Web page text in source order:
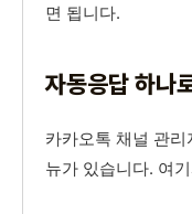
면 됩니다.
자동응답 하나
카카오톡 채널 관
뉴가 있습니다. 여